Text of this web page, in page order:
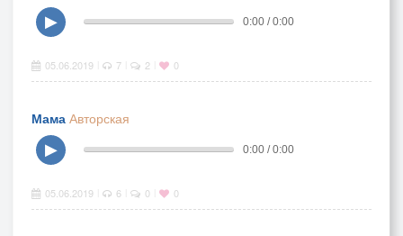
▶
0:00 / 0:00
05.06.2019 7 2 0
Мама Авторская
▶
0:00 / 0:00
05.06.2019 6 0 0